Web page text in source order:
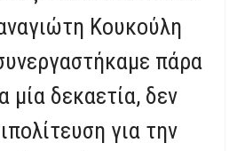
Κουκούλη
πάρα
μία δεκαετία, δεν
για την